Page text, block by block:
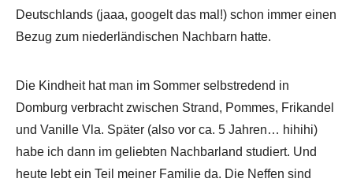
Deutschlands (jaaa, googelt das mal!) schon immer einen
Bezug zum niederländischen Nachbarn hatte.
Die Kindheit hat man im Sommer selbstredend in
Domburg verbracht zwischen Strand, Pommes, Frikandel
und Vanille Vla. Später (also vor ca. 5 Jahren… hihihi)
habe ich dann im geliebten Nachbarland studiert. Und
heute lebt ein Teil meiner Familie da. Die Neffen sind